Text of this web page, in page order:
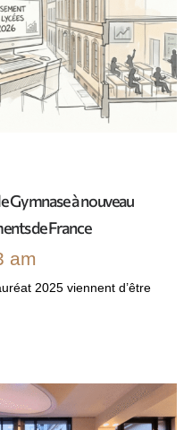
Gymnase à nouveau
de France
am
2025 viennent d’être